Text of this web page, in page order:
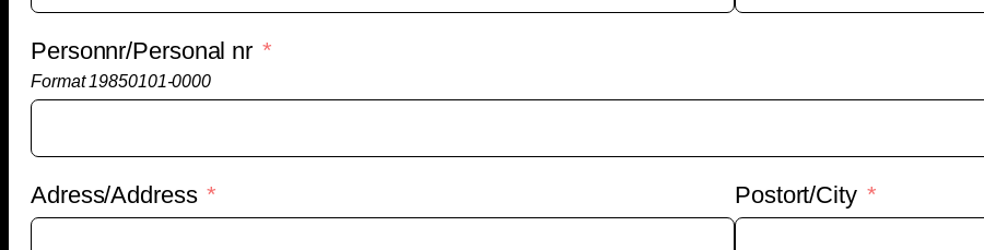
Personnr/Personal nr
Format 19850101-0000
Adress/Address Postort/City